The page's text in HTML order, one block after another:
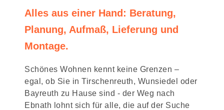
Alles aus einer Hand: Beratung,
Planung, Aufmaß, Lieferung und
Montage.
Schönes Wohnen kennt keine Grenzen –
egal, ob Sie in Tirschenreuth, Wunsiedel oder
Bayreuth zu Hause sind - der Weg nach
Ebnath lohnt sich für alle, die auf der Suche